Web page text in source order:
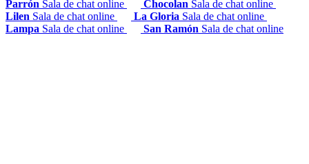
Parrón Sala de chat online Chocolan Sala de chat online
Lilen Sala de chat online La Gloria Sala de chat online
Lampa Sala de chat online San Ramón Sala de chat online